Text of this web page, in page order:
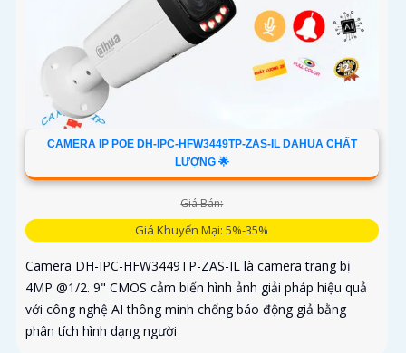
CAMERA IP POE DH-IPC-HFW3449TP-ZAS-IL DAHUA CHẤT
LƯỢNG 🌟
Giá Bán:
Giá Khuyến Mại: 5%-35%
Camera DH-IPC-HFW3449TP-ZAS-IL là camera trang bị
4MP @1/2. 9" CMOS cảm biến hình ảnh giải pháp hiệu quả
với công nghệ AI thông minh chống báo động giả bằng
phân tích hình dạng người